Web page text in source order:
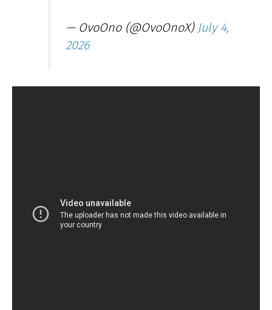
— OvoOno (@OvoOnoX) July 4,
2026